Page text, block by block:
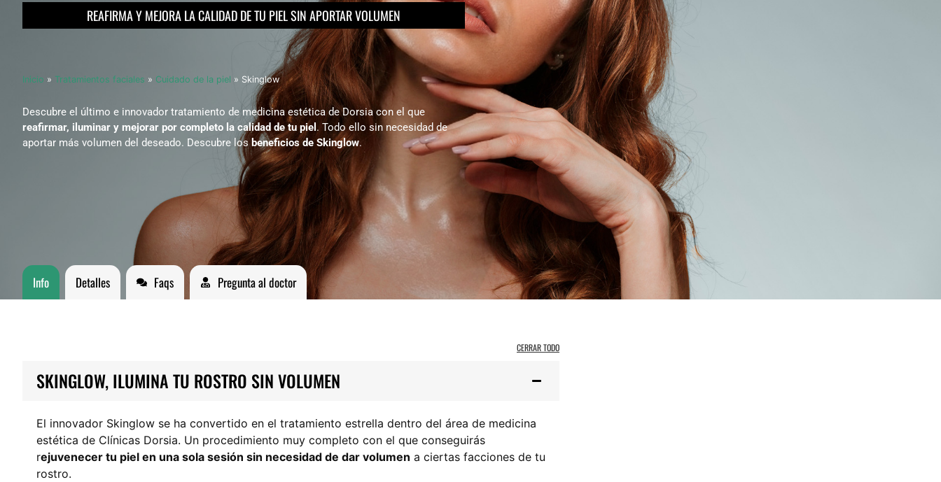
REAFIRMA Y MEJORA LA CALIDAD DE TU PIEL SIN APORTAR VOLUMEN
Inicio » Tratamientos faciales » Cuidado de la piel » Skinglow
Descubre el último e innovador tratamiento de medicina estética de Dorsia con el que
reafirmar, iluminar y mejorar por completo la calidad de tu piel . Todo ello sin necesidad de
aportar más volumen del deseado. Descubre los beneficios de Skinglow.
Info Detalles Faqs Pregunta al doctor
CERRAR TODO
SKINGLOW, ILUMINA TU ROSTRO SIN VOLUMEN
El innovador Skinglow se ha convertido en el tratamiento estrella dentro del área de medicina
estética de Clínicas Dorsia. Un procedimiento muy completo con el que conseguirás
rejuvenecer tu piel en una sola sesión sin necesidad de dar volumen a ciertas facciones de tu
rostro.